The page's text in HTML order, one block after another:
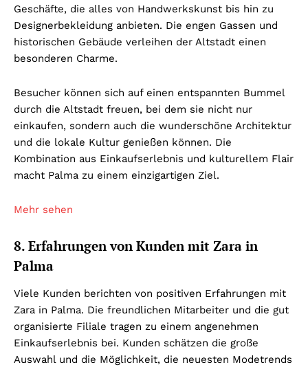
Geschäfte, die alles von Handwerkskunst bis hin zu
Designerbekleidung anbieten. Die engen Gassen und
historischen Gebäude verleihen der Altstadt einen
besonderen Charme.
Besucher können sich auf einen entspannten Bummel
durch die Altstadt freuen, bei dem sie nicht nur
einkaufen, sondern auch die wunderschöne Architektur
und die lokale Kultur genießen können. Die
Kombination aus Einkaufserlebnis und kulturellem Flair
macht Palma zu einem einzigartigen Ziel.
Mehr sehen
8. Erfahrungen von Kunden mit Zara in
Palma
Viele Kunden berichten von positiven Erfahrungen mit
Zara in Palma. Die freundlichen Mitarbeiter und die gut
organisierte Filiale tragen zu einem angenehmen
Einkaufserlebnis bei. Kunden schätzen die große
Auswahl und die Möglichkeit, die neuesten Modetrends